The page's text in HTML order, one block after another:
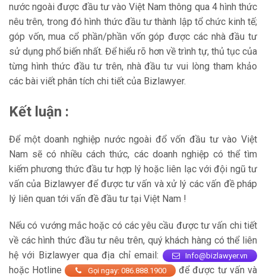
nước ngoài được đầu tư vào Việt Nam thông qua 4 hình thức
nêu trên, trong đó hình thức đầu tư thành lập tổ chức kinh tế;
góp vốn, mua cổ phần/phần vốn góp được các nhà đầu tư
sử dụng phổ biến nhất. Để hiểu rõ hơn về trình tự, thủ tục của
từng hình thức đầu tư trên, nhà đầu tư vui lòng tham khảo
các bài viết phân tích chi tiết của Bizlawyer.
Kết luận :
Để một doanh nghiệp nước ngoài đổ vốn đầu tư vào Việt
Nam sẽ có nhiều cách thức, các doanh nghiệp có thể tìm
kiếm phương thức đầu tư hợp lý hoặc liên lạc với đội ngũ tư
vấn của Bizlawyer để được tư vấn và xử lý các vấn đề pháp
lý liên quan tới vấn đề đầu tư tại Việt Nam !
Nếu có vướng mắc hoặc có các yêu cầu được tư vấn chi tiết
về các hình thức đầu tư nêu trên, quý khách hàng có thể liên
hệ với Bizlawyer qua địa chỉ email:
Info@bizlawyer.vn
hoặc Hotline Gọi ngay: 086.888.1900
để được tư vấn và